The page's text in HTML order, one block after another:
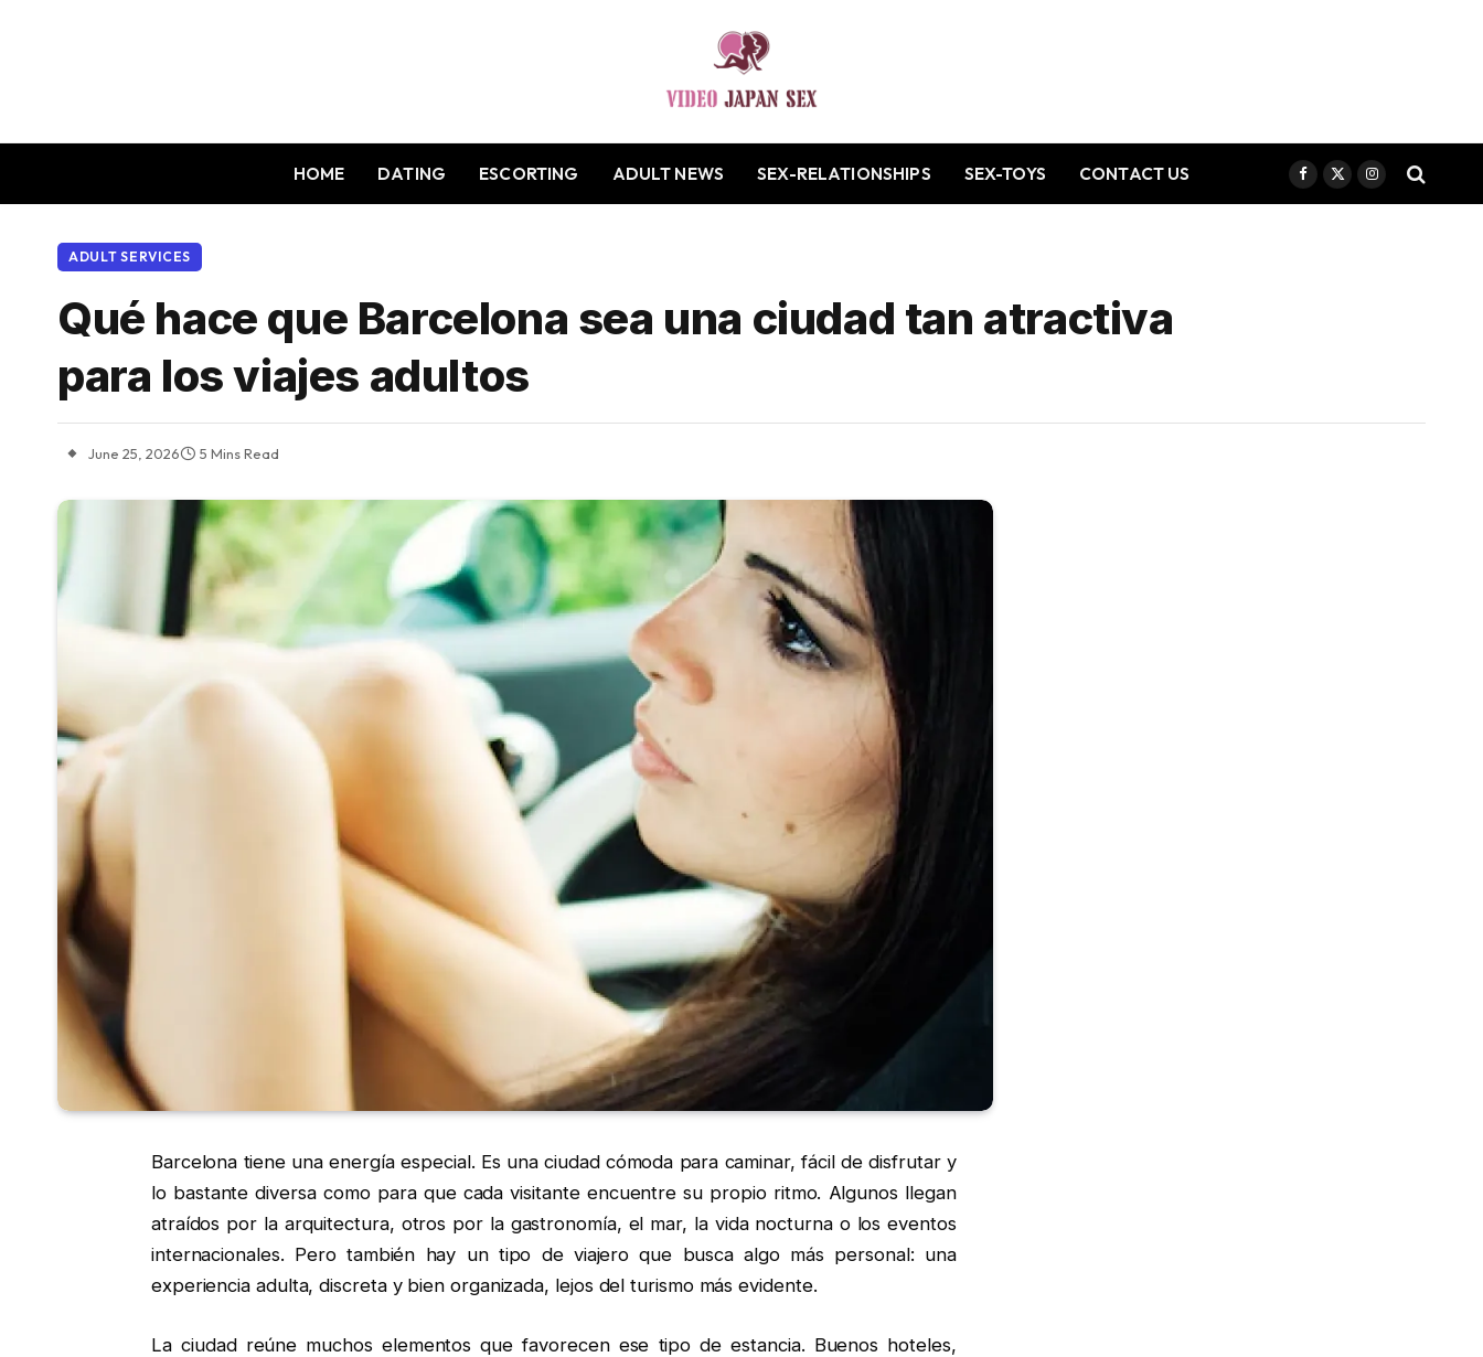
HOME DATING ESCORTING ADULT NEWS SEX-RELATIONSHIPS SEX-TOYS CONTACT US Facebook
X
(Twitter)
Instagram
ADULT SERVICES
Qué hace que Barcelona sea una ciudad tan atractiva
para los viajes adultos
June 25, 2026 5 Mins Read
Barcelona tiene una energía especial. Es una ciudad cómoda para caminar, fácil de disfrutar y
lo bastante diversa como para que cada visitante encuentre su propio ritmo. Algunos llegan
atraídos por la arquitectura, otros por la gastronomía, el mar, la vida nocturna o los eventos
internacionales. Pero también hay un tipo de viajero que busca algo más personal: una
experiencia adulta, discreta y bien organizada, lejos del turismo más evidente.
La ciudad reúne muchos elementos que favorecen ese tipo de estancia. Buenos hoteles,